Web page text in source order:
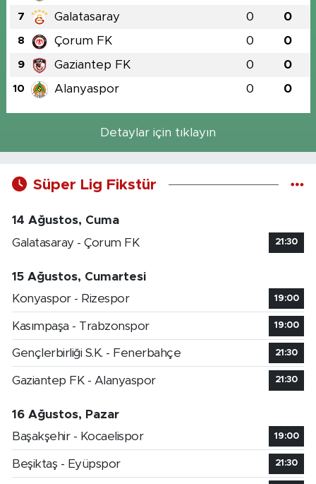
7 Galatasaray 0 0
8 Çorum FK 0 0
9 Gaziantep FK 0 0
10 Alanyaspor 0 0
Detaylar için tıklayın
Süper Lig Fikstür
14 Ağustos, Cuma
Galatasaray - Çorum FK
21:30
15 Ağustos, Cumartesi
Konyaspor - Rizespor
19:00
Kasımpaşa - Trabzonspor 19:00
Gençlerbirliği S.K. - Fenerbahçe 21:30
Gaziantep FK - Alanyaspor 21:30
16 Ağustos, Pazar
Başakşehir - Kocaelispor
19:00
Beşiktaş - Eyüpspor 21:30